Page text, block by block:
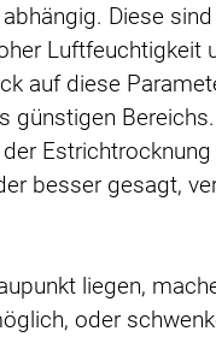
Diese
Luftfeuchtigkeit
auf diese
günstigen
Estrichtrocknung
besser gesagt,
liegen,
oder